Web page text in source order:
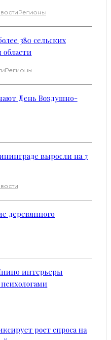
Регионы
380 сельских
Регионы
День Воздушно-
выросли на 7
деревянного
интерьеры
рост спроса на